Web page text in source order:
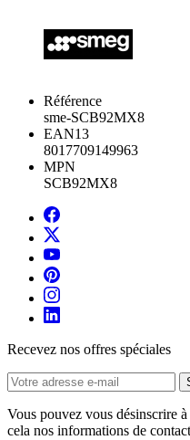
Référence
sme-SCB92MX8
EAN13
8017709149963
MPN
SCB92MX8
Recevez nos offres spéciales
Vous pouvez vous désinscrire
cela nos informations de